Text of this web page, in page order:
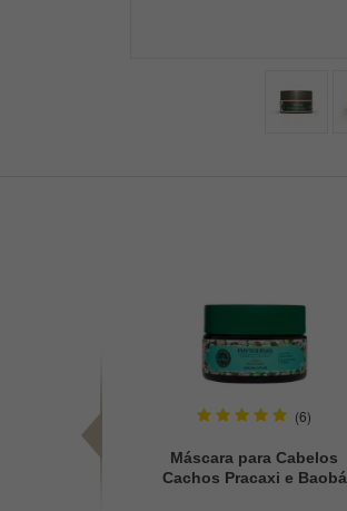
(6)
Máscara para Cabelos
Cachos Pracaxi e Baobá